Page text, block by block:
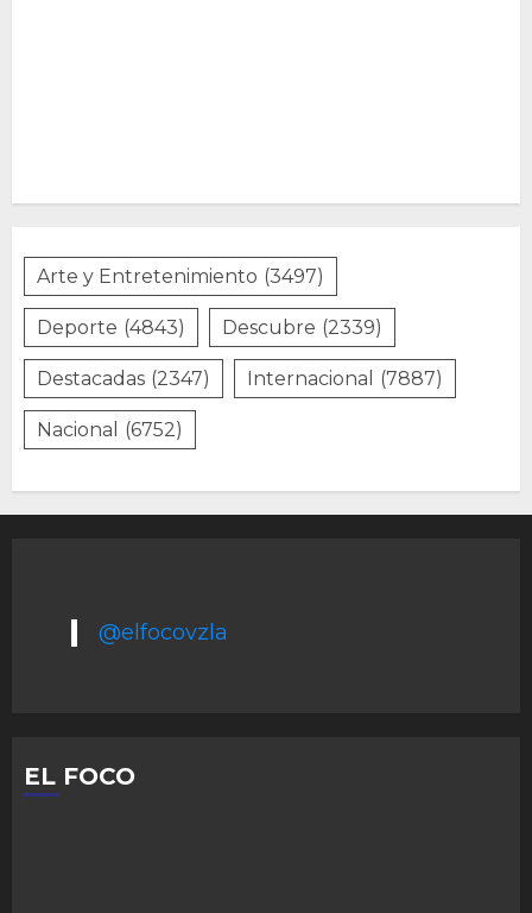
Arte y Entretenimiento (3497)
Deporte (4843) Descubre (2339)
Destacadas (2347) Internacional (7887)
Nacional (6752)
@elfocovzla
EL FOCO